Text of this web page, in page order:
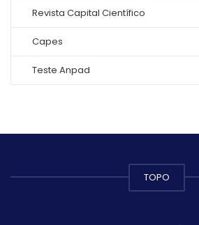
Revista Capital Científico
Capes
Teste Anpad
TOPO